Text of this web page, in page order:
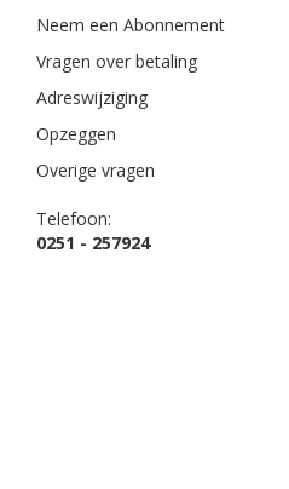
Neem een Abonnement
Vragen over betaling
Adreswijziging
Opzeggen
Overige vragen
Telefoon:
0251 - 257924